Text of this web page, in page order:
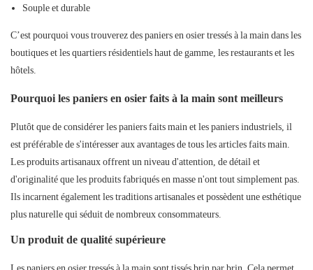
Souple et durable
C’est pourquoi vous trouverez des paniers en osier tressés à la main dans les
boutiques et les quartiers résidentiels haut de gamme, les restaurants et les
hôtels.
Pourquoi les paniers en osier faits à la main sont meilleurs
Plutôt que de considérer les paniers faits main et les paniers industriels, il
est préférable de s'intéresser aux avantages de tous les articles faits main.
Les produits artisanaux offrent un niveau d'attention, de détail et
d'originalité que les produits fabriqués en masse n'ont tout simplement pas.
Ils incarnent également les traditions artisanales et possèdent une esthétique
plus naturelle qui séduit de nombreux consommateurs.
Un produit de qualité supérieure